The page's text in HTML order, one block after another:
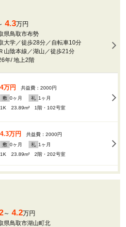
4.3万円
県鳥取市布勢
大学／徒歩28分／自転車10分
山陰本線／湖山／徒歩21分
年/地上2階
4万円
共益費：2000円
敷 0ヶ月 礼 1 ヶ月
1K 23.89m²
1階・102号室
4.3万円
共益費：2000円
敷 0ヶ月 礼 1 ヶ月
1K 23.89m²
2階・202号室
～ 4.2万円
県鳥取市湖山町北